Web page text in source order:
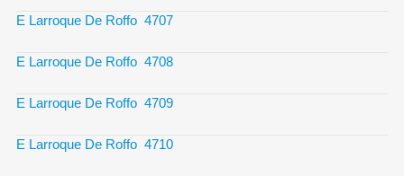
E Larroque De Roffo 4707
E Larroque De Roffo 4708
E Larroque De Roffo 4709
E Larroque De Roffo 4710